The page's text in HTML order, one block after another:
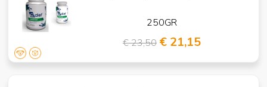
250GR
€ 23,50 € 21,15